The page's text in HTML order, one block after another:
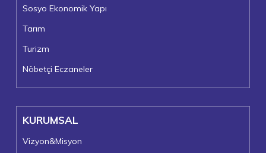
Sosyo Ekonomik Yapı
Tarım
Turizm
Nöbetçi Eczaneler
KURUMSAL
Vizyon&Misyon